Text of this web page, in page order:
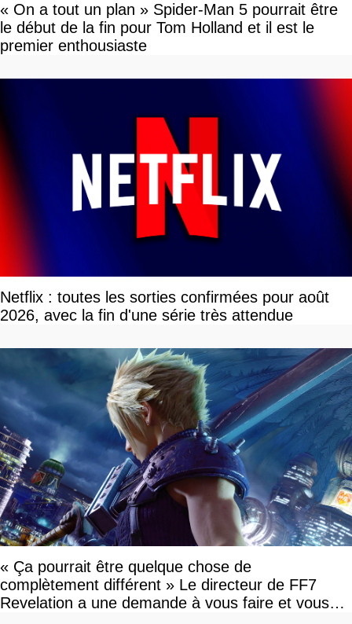
« On a tout un plan » Spider-Man 5 pourrait être
le début de la fin pour Tom Holland et il est le
premier enthousiaste
Netflix : toutes les sorties confirmées pour août
2026, avec la fin d'une série très attendue
« Ça pourrait être quelque chose de
complètement différent » Le directeur de FF7
Revelation a une demande à vous faire et vous